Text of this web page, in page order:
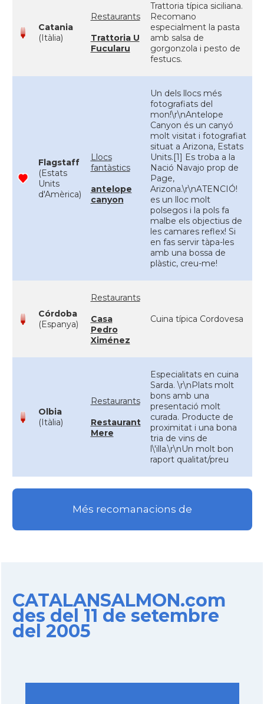
Catania
(Itàlia)
Restaurants
Trattoria U
Fucularu
Trattoria típica siciliana.
Recomano
especialment la pasta
amb salsa de
gorgonzola i pesto de
festucs.
Flagstaff
(Estats
Units
d'Amèrica)
Llocs
fantàstics
antelope
canyon
Un dels llocs més
fotografiats del
mon!\r\nAntelope
Canyon és un canyó
molt visitat i fotografiat
situat a Arizona, Estats
Units.[1] Es troba a la
Nació Navajo prop de
Page,
Arizona.\r\nATENCIÓ!
es un lloc molt
polsegos i la pols fa
malbe els objectius de
les camares reflex! Si
en fas servir tàpa-les
amb una bossa de
plàstic, creu-me!
Córdoba
(Espanya)
Restaurants
Casa
Pedro
Ximénez
Cuina típica Cordovesa
Olbia
(Itàlia)
Restaurants
Restaurant
Mere
Especialitats en cuina
Sarda. \r\nPlats molt
bons amb una
presentació molt
curada. Producte de
proximitat i una bona
tria de vins de
l\'illa.\r\nUn molt bon
raport qualitat/preu
Més recomanacions de
CATALANSALMON.com
des del 11 de setembre
del 2005